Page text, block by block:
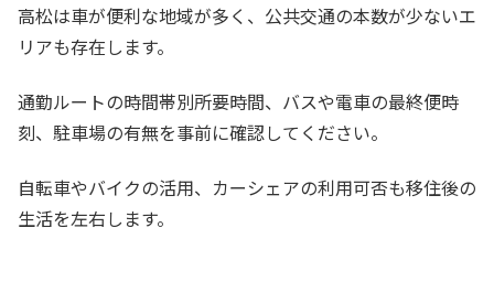
高松は車が便利な地域が多く、公共交通の本数が少ないエ
リアも存在します。
通勤ルートの時間帯別所要時間、バスや電車の最終便時
刻、駐車場の有無を事前に確認してください。
自転車やバイクの活用、カーシェアの利用可否も移住後の
生活を左右します。